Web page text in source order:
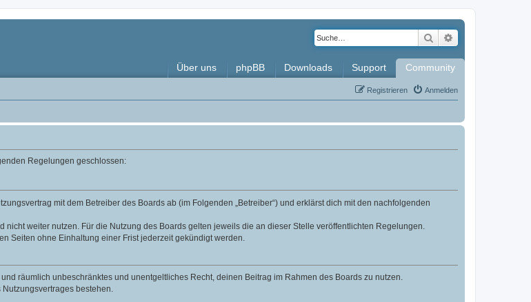
Suche
Über uns phpBB Downloads Support Community
Anmelden
Registrieren
Regelungen geschlossen:
mit dem Betreiber des Boards ab (im Folgenden „Betreiber“) und erklärst dich mit den nachfolgenden
weiter nutzen. Für die Nutzung des Boards gelten jeweils die an dieser Stelle veröffentlichten Regelungen.
Seiten ohne Einhaltung einer Frist jederzeit gekündigt werden.
räumlich unbeschränktes und unentgeltliches Recht, deinen Beitrag im Rahmen des Boards zu nutzen.
bestehen.